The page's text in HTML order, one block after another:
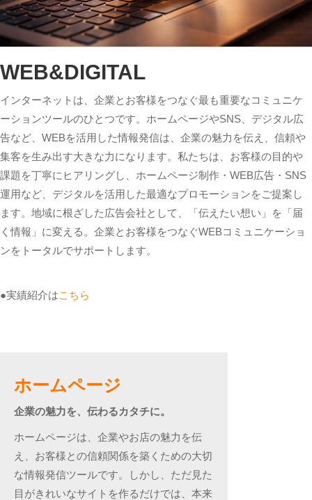
WEB&DIGITAL
インターネットは、企業とお客様をつなぐ最も重要なコミュニケ
ーションツールのひとつです。ホームページやSNS、デジタル広
告など、WEBを活用した情報発信は、企業の魅力を伝え、信頼や
集客を生み出す大きな力になります。私たちは、お客様の目的や
課題を丁寧にヒアリングし、ホームページ制作・WEB広告・SNS
運用など、デジタルを活用した最適なプロモーションをご提案し
ます。地域に根ざした広告会社として、「伝えたい想い」を「届
く情報」に変える。企業とお客様をつなぐWEBコミュニケーショ
ンをトータルでサポートします。
●実績紹介はこちら
ホームページ
企業の魅力を、伝わるカタチに。
ホームページは、企業やお店の魅力を伝
え、お客様との信頼関係を築くための大切
な情報発信ツールです。しかし、ただ見た
目がきれいなサイトを作るだけでは、本来